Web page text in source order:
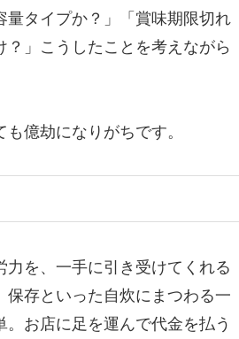
量タイプか？」「賞味期限切れ
」こうしたことを考えながら
億劫になりがちです。
を、一手に引き受けてくれる
存といった自炊にまつわる一
お店に足を運んで代金を払う